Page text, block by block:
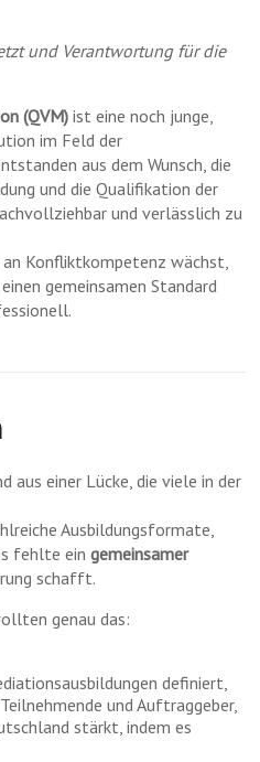
und Verantwortung für die
(QVM) ist eine noch junge,
im Feld der
aus dem Wunsch, die
und die Qualifikation der
und verlässlich zu
Konfliktkompetenz wächst,
gemeinsamen Standard
aus einer Lücke, die viele in der
Ausbildungsformate,
fehlte eingemeinsamer
schafft.
genau das:
definiert,
und Auftraggeber,
stärkt, indem es